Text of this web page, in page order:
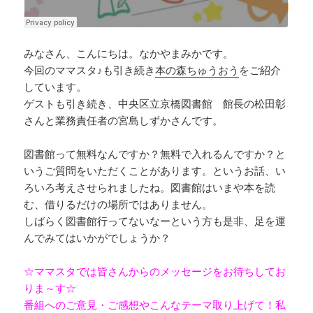
みなさん、こんにちは。なかやまみかです。
今回のママスタ♪も引き続き本の森ちゅうおう をご紹介
しています。
ゲストも引き続き、中央区立京橋図書館 館長の松田彰
さんと業務責任者の宮島しずかさんです。
図書館って無料なんですか？無料で入れるんですか？と
いうご質問をいただくことがあります。というお話、い
ろいろ考えさせられましたね。図書館はいまや本を読
む、借りるだけの場所ではありません。
しばらく図書館行ってないなーという方も是非、足を運
んでみてはいかがでしょうか？
☆ママスタでは皆さんからのメッセージをお待ちしてお
りま～す☆
番組へのご意見・ご感想やこんなテーマ取り上げて！私